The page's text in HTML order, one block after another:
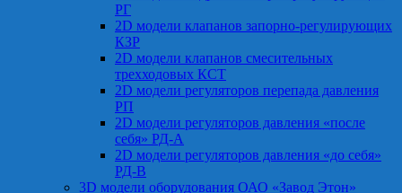
РГ
2D модели клапанов запорно-регулирующих
КЗР
2D модели клапанов смесительных
трехходовых КСТ
2D модели регуляторов перепада давления
РП
2D модели регуляторов давления «после
себя» РД-А
2D модели регуляторов давления «до себя»
РД-В
3D модели оборудования ОАО «Завод Этон»